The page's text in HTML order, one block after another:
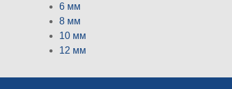
6 мм
8 мм
10 мм
12 мм